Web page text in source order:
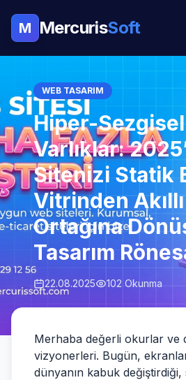
M MercurisSoft
WEB TASARIM
Hiper-
Varlıklar:
Sitenizi Statik
Vitrinden
Ortağına
Tasarım
22.08.2025 102 Okunma
Merhaba değerli okurlar ve
vizyonerleri. Bugün,
dünyanın kabuk değiştirdiği,